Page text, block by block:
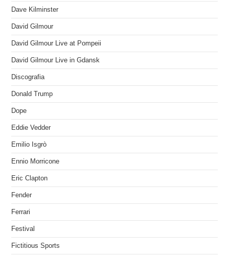
Dave Kilminster
David Gilmour
David Gilmour Live at Pompeii
David Gilmour Live in Gdansk
Discografia
Donald Trump
Dope
Eddie Vedder
Emilio Isgrò
Ennio Morricone
Eric Clapton
Fender
Ferrari
Festival
Fictitious Sports